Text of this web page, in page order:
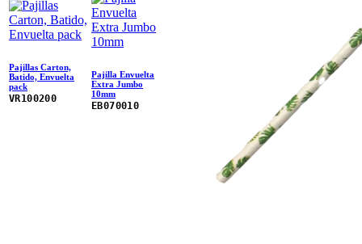
Pajillas Carton,
Batido, Envuelta
pack
VR100200
Pajilla Envuelta
Extra Jumbo
10mm
EB070010